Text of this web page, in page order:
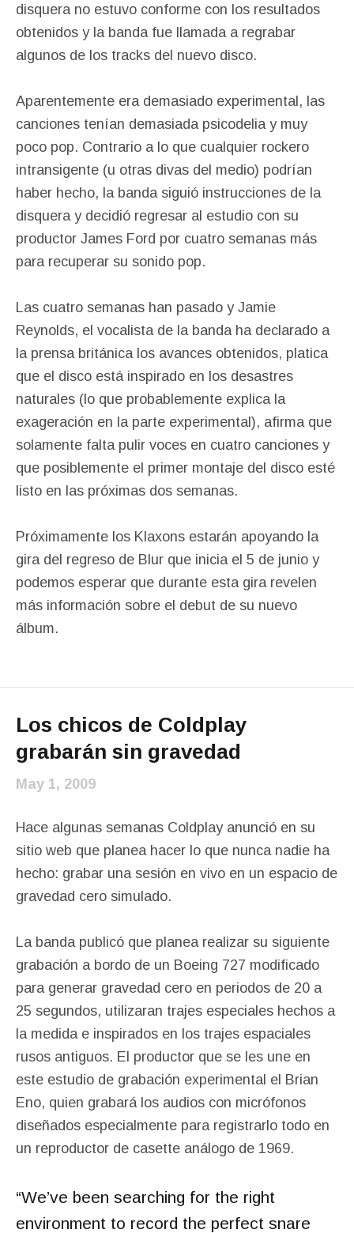
disquera no estuvo conforme con los resultados
obtenidos y la banda fue llamada a regrabar
algunos de los tracks del nuevo disco.
Aparentemente era demasiado experimental, las
canciones tenían demasiada psicodelia y muy
poco pop. Contrario a lo que cualquier rockero
intransigente (u otras divas del medio) podrían
haber hecho, la banda siguió instrucciones de la
disquera y decidió regresar al estudio con su
productor James Ford por cuatro semanas más
para recuperar su sonido pop.
Las cuatro semanas han pasado y Jamie
Reynolds, el vocalista de la banda ha declarado a
la prensa británica los avances obtenidos, platica
que el disco está inspirado en los desastres
naturales (lo que probablemente explica la
exageración en la parte experimental), afirma que
solamente falta pulir voces en cuatro canciones y
que posiblemente el primer montaje del disco esté
listo en las próximas dos semanas.
Próximamente los Klaxons estarán apoyando la
gira del regreso de Blur que inicia el 5 de junio y
podemos esperar que durante esta gira revelen
más información sobre el debut de su nuevo
álbum.
Los chicos de Coldplay
grabarán sin gravedad
May 1, 2009
Hace algunas semanas Coldplay anunció en su
sitio web que planea hacer lo que nunca nadie ha
hecho: grabar una sesión en vivo en un espacio de
gravedad cero simulado.
La banda publicó que planea realizar su siguiente
grabación a bordo de un Boeing 727 modificado
para generar gravedad cero en periodos de 20 a
25 segundos, utilizaran trajes especiales hechos a
la medida e inspirados en los trajes espaciales
rusos antiguos. El productor que se les une en
este estudio de grabación experimental el Brian
Eno, quien grabará los audios con micrófonos
diseñados especialmente para registrarlo todo en
un reproductor de casette análogo de 1969.
“We’ve been searching for the right
environment to record the perfect snare